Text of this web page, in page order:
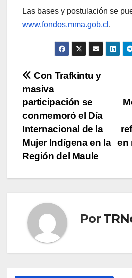
Las bases y postulación se
www.fondos.mma.gob.cl .
Navegación
de
entradas
en
Con Trafkintu y
masiva
participación se
conmemoró el Día
Internacional de la
Mujer Indígena en la
Región del Maule
Por